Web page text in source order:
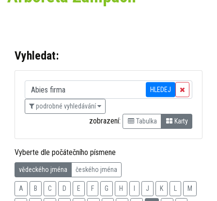
Vyhledat:
HLEDEJ
podrobné vyhledávání
zobrazení: Tabulka Karty
Vyberte dle počátečního písmene
vědeckého jména českého jména
A B C D E F G H J K M